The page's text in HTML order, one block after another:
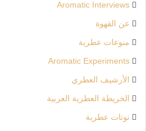
Aromatic Interviews
عن القهوة
منوعات عطرية
Aromatic Experiments
الأرشيف العطري
الخريطة العطرية العربية
نوتات عطرية